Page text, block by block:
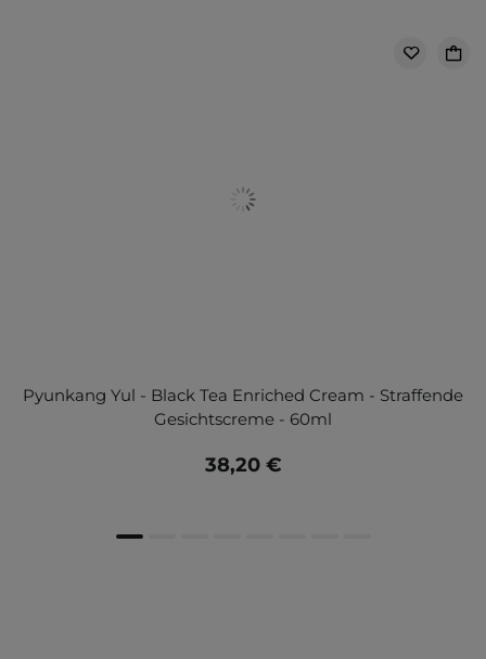
Pyunkang Yul - Black Tea Enriched Cream - Straffende
Gesichtscreme - 60ml
38,20 €